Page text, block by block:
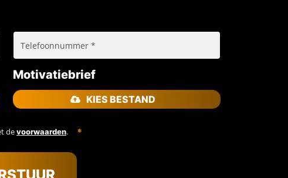
Motivatiebrief
KIES BESTAND
devoorwaarden.